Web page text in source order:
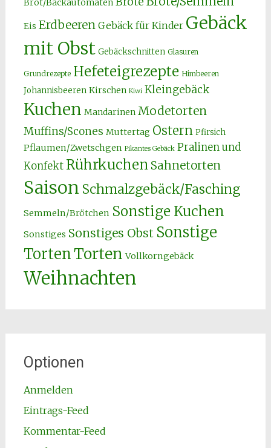
Brot/Backautomaten
Eis Erdbeeren Gebäck für Kinder Gebäck
mit Obst Gebäckschnitten Glasuren
Grundrezepte Hefeteigrezepte Himbeeren
Johannisbeeren Kirschen Kiwi Kleingebäck
Kuchen Mandarinen Modetorten
Muffins/Scones Muttertag Ostern Pfirsich
Pflaumen/Zwetschgen Pikantes Gebäck Pralinen und
Konfekt Rührkuchen Sahnetorten
Saison Schmalzgebäck/Fasching
Semmeln/Brötchen Sonstige Kuchen
Sonstiges Sonstiges Obst Sonstige
TortenTorten Vollkorngebäck
Weihnachten
Optionen
Anmelden
Eintrags-Feed
Kommentar-Feed